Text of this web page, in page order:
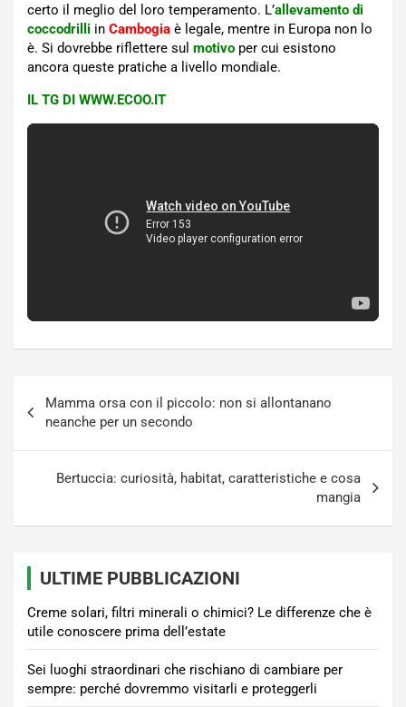
certo il meglio del loro temperamento. L’allevamento di
coccodrilli in Cambogia è legale, mentre in Europa non lo
è. Si dovrebbe riflettere sul motivo per cui esistono
ancora queste pratiche a livello mondiale.
IL TG DI WWW.ECOO.IT
articoli
Mamma orsa con il piccolo: non si allontanano
neanche per un secondo
Bertuccia: curiosità, habitat, caratteristiche e cosa
mangia
ULTIME PUBBLICAZIONI
Creme solari, filtri minerali o chimici? Le differenze che è
utile conoscere prima dell’estate
Sei luoghi straordinari che rischiano di cambiare per
sempre: perché dovremmo visitarli e proteggerli